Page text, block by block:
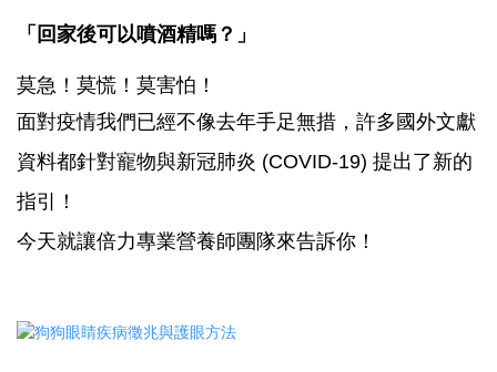
「回家後可以噴酒精嗎？」
莫急！莫慌！莫害怕！
面對疫情我們已經不像去年手足無措，許多國外文獻
資料都針對寵物與新冠肺炎 (COVID-19) 提出了新的
指引！
今天就讓倍力專業營養師團隊來告訴你！